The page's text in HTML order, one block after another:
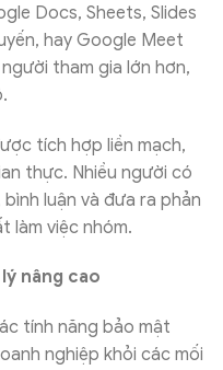
Docs, Sheets, Slides
hay Google Meet
tham gia lớn hơn,
tích hợp liền mạch,
thực. Nhiều người có
luận và đưa ra phản
làm việc nhóm.
nâng cao
tính năng bảo mật
nghiệp khỏi các mối